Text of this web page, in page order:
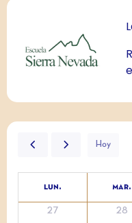
Hoy
lun. mar.
27 28